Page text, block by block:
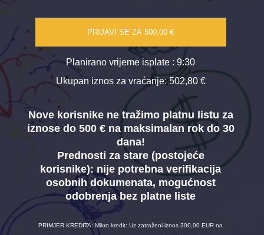
PRIJAVI SE ZA500,00 €
Planirano vrijeme isplate : 9:30
Ukupan iznos za vraćanje:502,80 €
Nove korisnike ne tražimo platnu listu za
iznose do 500 € na maksimalan rok do 30
dana!
Prednosti za stare (postojeće
korisnike): nije potrebna verifikacija
osobnih dokumenata, mogućnost
odobrenja bez platne liste
PRIMJER KREDITA: Mikro kredit: Uz zatraženi iznos 300,00 EUR na